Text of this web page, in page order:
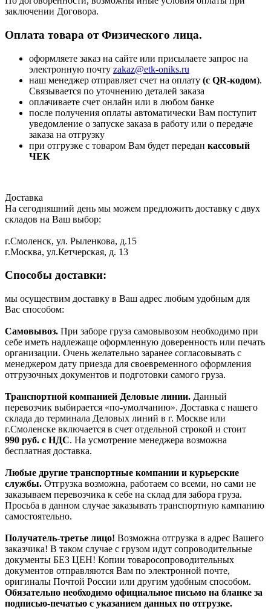
заключении Договора.
Оплата товара от Физического лица.
оформляете заказ на сайте или присылаете запрос на
электронную почту zakaz@etk-oniks.ru
наш менеджер отправляет счет на оплату (с QR-кодом).
Связывается по уточнению деталей заказа
оплачиваете счет онлайн или в любом банке
после получения оплаты автоматически Вам поступит
уведомление о запуске заказа в работу или о передаче
заказа на отгрузку
при отгрузке с товаром Вам будет передан кассовый
ЧЕК
Доставка
На сегодняшний день мы можем предложить доставку с двух
складов на Ваш выбор:
г.Смоленск, ул. Рыленкова, д.15
г.Москва, ул.Кетчерская, д. 13
Способы доставки:
мы осуществим доставку в Ваш адрес любым удобным для
Вас способом:
Самовывоз. При заборе груза самовывозом необходимо при
себе иметь надлежаще оформленную доверенность или печать
организации. Очень желательно заранее согласовывать с
менеджером дату приезда для своевременного оформления
отгрузочных документов и подготовки самого груза.
Транспортной компанией Деловые линии. Данный
перевозчик выбирается «по-умолчанию». Доставка с нашего
склада до терминала Деловых линий в г. Москве или
г.Смоленске включается в счет отдельной строкой и стоит
990 руб. с НДС. На усмотрение менеджера возможна
бесплатная доставка.
Любые другие транспортные компании и курьерские
службы. Отгрузка возможна, работаем со всеми, но сами не
заказываем перевозчика к себе на склад для забора груза.
Просьба в данном случае заказывать транспортную кампанию
самостоятельно.
Получатель-третье лицо! Возможна отгрузка в адрес Вашего
заказчика! В таком случае с грузом идут сопроводительные
документы БЕЗ ЦЕН! Копии товаросопроводительных
документов отправляются Вам по электронной почте,
оригиналы Почтой России или другим удобным способом.
Обязательно необходимо официальное письмо на бланке за
подписью-печатью с указанием данных по отгрузке.